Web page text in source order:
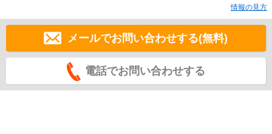
情報の見方
メールでお問い合わせする(無料)
電話でお問い合わせする